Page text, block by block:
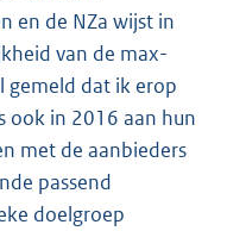
en de NZa wijst in
van de max-
gemeld dat ik erop
ook in 2016 aan hun
met de aanbieders
passend
doelgroep